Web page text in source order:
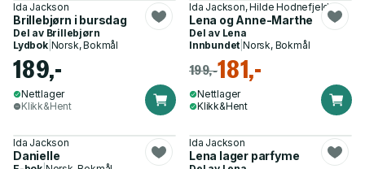
Ida Jackson
Brillebjørn i bursdag
Del av Brillebjørn
Lydbok| Norsk, Bokmål
189,-
Nettlager
Klikk&Hent
Ida Jackson, Hilde Hodnefjeld
Lena og Anne-Marthe
Del av Lena
Innbundet |Norsk, Bokmål
199,-181,-
Nettlager
Klikk&Hent
Ida Jackson
Danielle
Ida Jackson
Lena lager parfyme